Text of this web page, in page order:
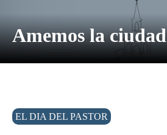
Amemos la ciudad
EL DIA DEL PASTOR